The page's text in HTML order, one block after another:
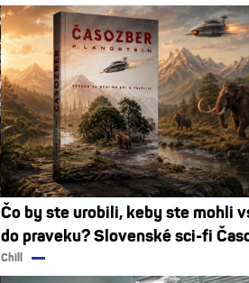
Čo by ste urobili, keby ste mohli
do praveku? Slovenské sci-fi
Chill